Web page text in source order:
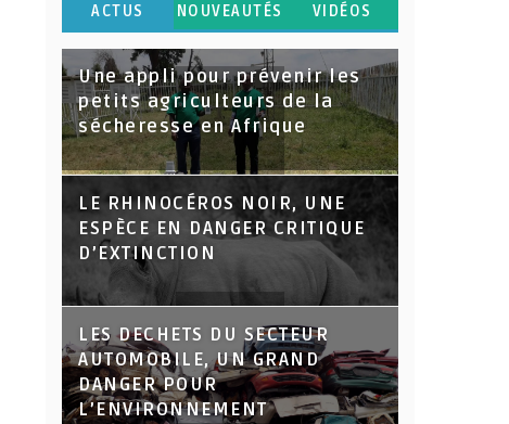
ACTUS NOUVEAUTÉS VIDÉOS
Une appli pour prévenir les
petits agriculteurs de la
sécheresse en Afrique
LE RHINOCÉROS NOIR, UNE
ESPÈCE EN DANGER CRITIQUE
D’EXTINCTION
LES DECHETS DU SECTEUR
AUTOMOBILE, UN GRAND
DANGER POUR
L’ENVIRONNEMENT